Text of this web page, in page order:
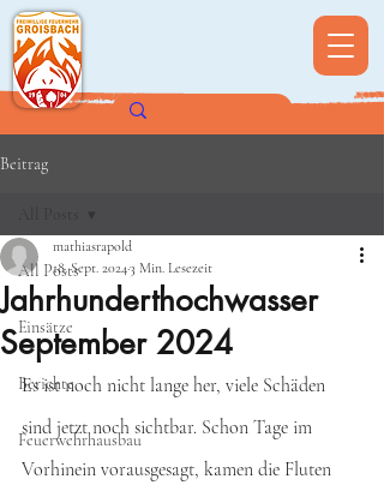
Beitrag
All Posts
Einsätze
Berichte
Feuerwehrhausbau
Jahrhunderthochwasser
September 2024
mathiasrapold
18. Sept. 20243 Min. Lesezeit
Es ist noch nicht lange her, viele Schäden
sind jetzt noch sichtbar. Schon Tage im
Vorhinein vorausgesagt, kamen die Fluten